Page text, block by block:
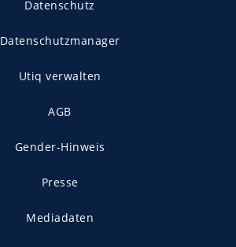
Datenschutz
Datenschutzmanager
Utiq verwalten
AGB
Gender-Hinweis
Presse
Mediadaten